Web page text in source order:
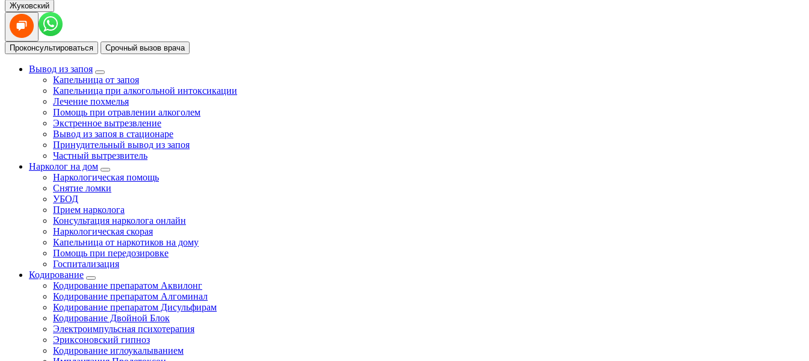
Жуковский
Проконсультироваться Срочный вызов врача
Вывод из запоя
Капельница от запоя
Капельница при алкогольной интоксикации
Лечение похмелья
Помощь при отравлении алкоголем
Экстренное вытрезвление
Вывод из запоя в стационаре
Принудительный вывод из запоя
Частный вытрезвитель
Нарколог на дом
Наркологическая помощь
Снятие ломки
УБОД
Прием нарколога
Консультация нарколога онлайн
Наркологическая скорая
Капельница от наркотиков на дому
Помощь при передозировке
Госпитализация
Кодирование
Кодирование препаратом Аквилонг
Кодирование препаратом Алгоминал
Кодирование препаратом Дисульфирам
Кодирование Двойной Блок
Электроимпульсная психотерапия
Эриксоновский гипноз
Кодирование иглоукалыванием